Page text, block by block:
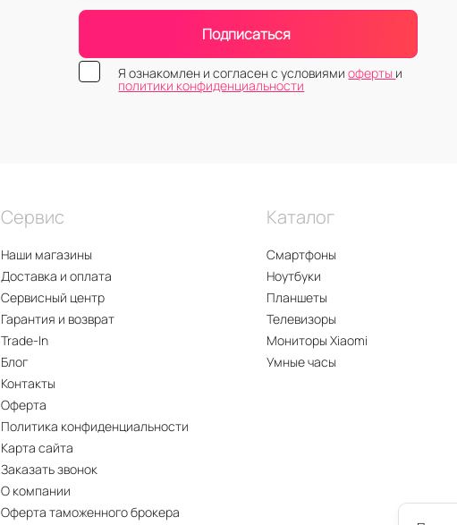
Подписаться
Я ознакомлен и согласен с условиямиоферты и
политики конфиденциальности
Сервис
Наши магазины
Доставка и оплата
Сервисный центр
Гарантия и возврат
Trade-In
Блог
Контакты
Оферта
Политика конфиденциальности
Карта сайта
Заказать звонок
О компании
Оферта таможенного брокера
Каталог
Смартфоны
Ноутбуки
Планшеты
Телевизоры
Мониторы Xiaomi
Умные часы